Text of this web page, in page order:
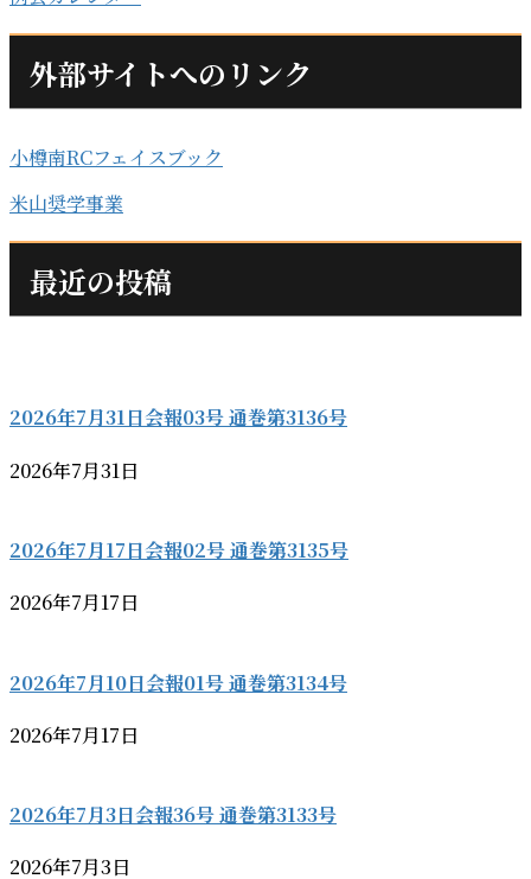
外部サイトへのリンク
小樽南RCフェイスブック
米山奨学事業
最近の投稿
2026年7月31日会報03号 通巻第3136号
2026年7月31日
2026年7月17日会報02号 通巻第3135号
2026年7月17日
2026年7月10日会報01号 通巻第3134号
2026年7月17日
2026年7月3日会報36号 通巻第3133号
2026年7月3日